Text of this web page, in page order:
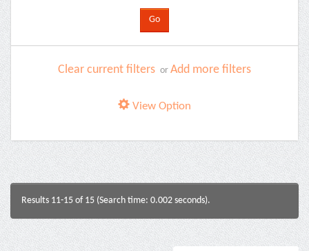
Clear current filters or Add more filters
View Option
Results 11-15 of 15 (Search time: 0.002 seconds).